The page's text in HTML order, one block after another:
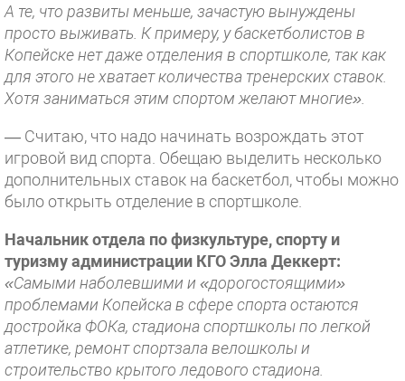
А те, что развиты меньше, зачастую вынуждены
просто выживать. К примеру, у баскетболистов в
Копейске нет даже отделения в спортшколе, так как
для этого не хватает количества тренерских ставок.
Хотя заниматься этим спортом желают многие».
— Считаю, что надо начинать возрождать этот
игровой вид спорта. Обещаю выделить несколько
дополнительных ставок на баскетбол, чтобы можно
было открыть отделение в спортшколе.
Начальник отдела по физкультуре, спорту и
туризму администрации КГО Элла Деккерт:
«Самыми наболевшими и «дорогостоящими»
проблемами Копейска в сфере спорта остаются
достройка ФОКа, стадиона спортшколы по легкой
атлетике, ремонт спортзала велошколы и
строительство крытого ледового стадиона.